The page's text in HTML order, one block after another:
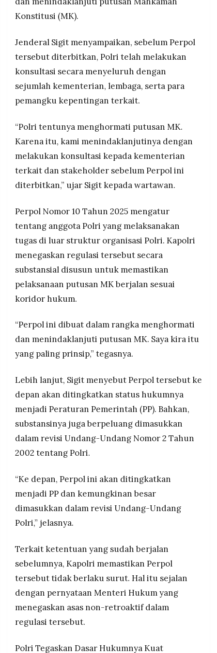
MEDIA
Resolusi.co
2026
PT.
MEDIA
serta berpeluang dimasukkan dalam revisi
Undang-Undang Polri, dengan ketentuan tidak
Polri memastikan penugasan anggota di
kementerian dan lembaga negara memiliki dasar
hukum jelas, merujuk UU Polri, UU ASN, serta PP
Manajemen PNS, dan diterapkan pada sejumlah
kementerian, lembaga, dan komisi strategis
Konstitusi (MK).
Jenderal Sigit menyampaikan, sebelum Perpol
tersebut diterbitkan, Polri telah melakukan
konsultasi secara menyeluruh dengan
sejumlah kementerian, lembaga, serta para
pemangku kepentingan terkait.
“Polri tentunya menghormati putusan MK.
Karena itu, kami menindaklanjutinya dengan
melakukan konsultasi kepada kementerian
terkait dan stakeholder sebelum Perpol ini
diterbitkan,” ujar Sigit kepada wartawan.
Perpol Nomor 10 Tahun 2025 mengatur
tentang anggota Polri yang melaksanakan
tugas di luar struktur organisasi Polri. Kapolri
menegaskan regulasi tersebut secara
substansial disusun untuk memastikan
pelaksanaan putusan MK berjalan sesuai
koridor hukum.
“Perpol ini dibuat dalam rangka menghormati
dan menindaklanjuti putusan MK. Saya kira itu
yang paling prinsip,” tegasnya.
Lebih lanjut, Sigit menyebut Perpol tersebut ke
depan akan ditingkatkan status hukumnya
menjadi Peraturan Pemerintah (PP). Bahkan,
substansinya juga berpeluang dimasukkan
dalam revisi Undang-Undang Nomor 2 Tahun
2002 tentang Polri.
“Ke depan, Perpol ini akan ditingkatkan
menjadi PP dan kemungkinan besar
dimasukkan dalam revisi Undang-Undang
Polri,” jelasnya.
Terkait ketentuan yang sudah berjalan
sebelumnya, Kapolri memastikan Perpol
tersebut tidak berlaku surut. Hal itu sejalan
dengan pernyataan Menteri Hukum yang
menegaskan asas non-retroaktif dalam
regulasi tersebut.
Polri Tegaskan Dasar Hukumnya Kuat